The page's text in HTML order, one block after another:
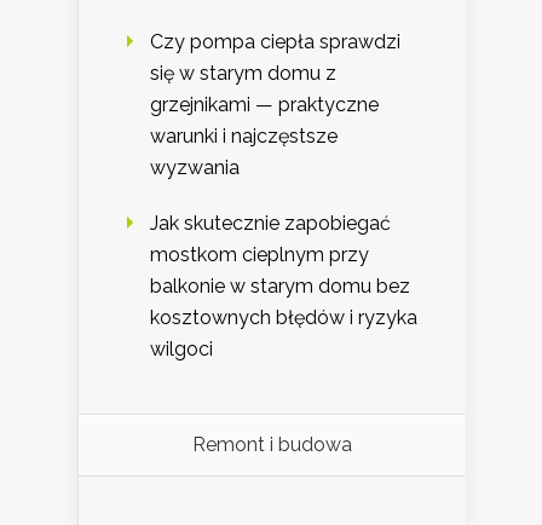
Czy pompa ciepła sprawdzi
się w starym domu z
grzejnikami — praktyczne
warunki i najczęstsze
wyzwania
Jak skutecznie zapobiegać
mostkom cieplnym przy
balkonie w starym domu bez
kosztownych błędów i ryzyka
wilgoci
Remont i budowa